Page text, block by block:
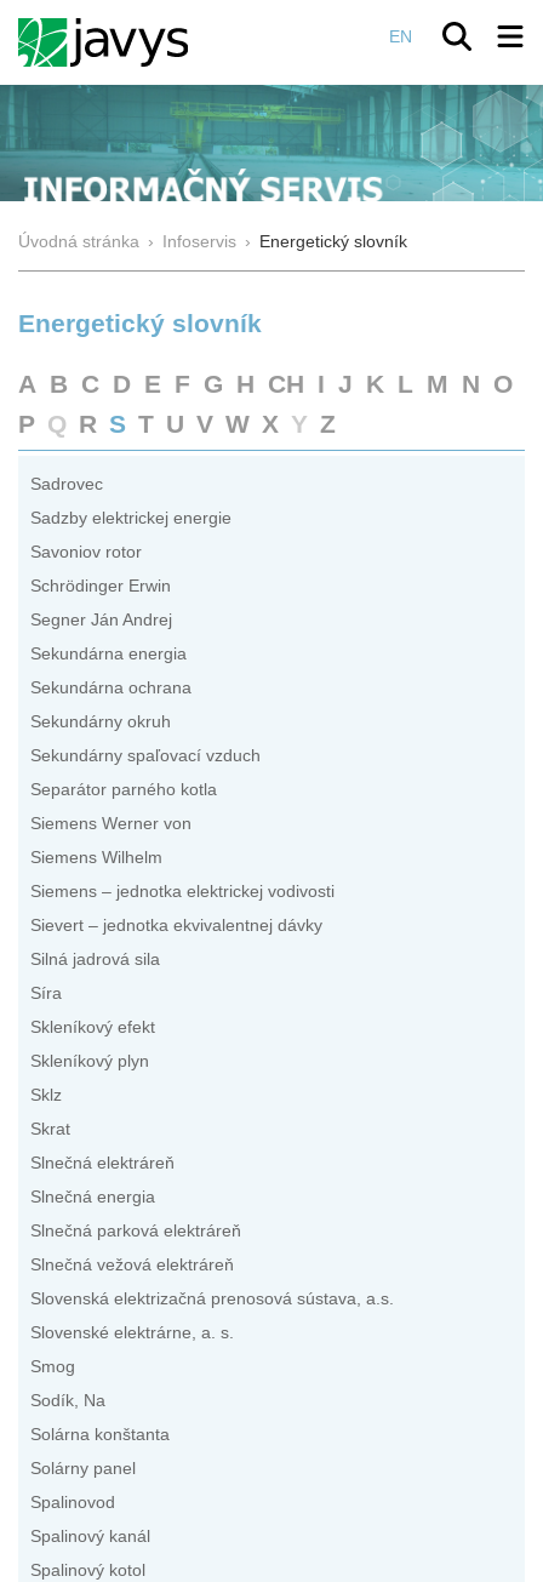
EN
Úvodná stránka › Infoservis › Energetický slovník
Energetický slovník
A B C D E F G H CH I J K L M N O
P Q R S T U V W X Y Z
Sadrovec
Sadzby elektrickej energie
Savoniov rotor
Schrödinger Erwin
Segner Ján Andrej
Sekundárna energia
Sekundárna ochrana
Sekundárny okruh
Sekundárny spaľovací vzduch
Separátor parného kotla
Siemens Werner von
Siemens Wilhelm
Siemens – jednotka elektrickej vodivosti
Sievert – jednotka ekvivalentnej dávky
Silná jadrová sila
Síra
Skleníkový efekt
Skleníkový plyn
Sklz
Skrat
Slnečná elektráreň
Slnečná energia
Slnečná parková elektráreň
Slnečná vežová elektráreň
Slovenská elektrizačná prenosová sústava, a.s.
Slovenské elektrárne, a. s.
Smog
Sodík, Na
Solárna konštanta
Solárny panel
Spalinovod
Spalinový kanál
Spalinový kotol